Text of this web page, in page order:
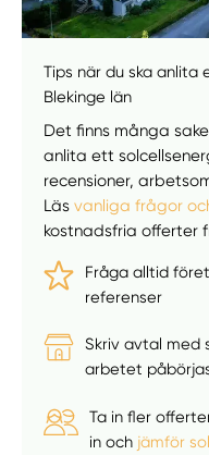
Tips när du ska
Blekinge län
Det finns många
anlita ett
recensioner,
Läsvanliga frågor
kostnadsfria offerter
Fråga alltid
referenser
Skriv avtal med
arbetet
Ta in fler
in och jämför